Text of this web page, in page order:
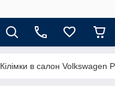
Кілімки в салон Volkswagen